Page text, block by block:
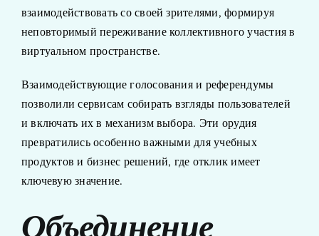
взаимодействовать со своей зрителями, формируя
неповторимый переживание коллективного участия в
виртуальном пространстве.
Взаимодействующие голосования и референдумы
позволили сервисам собирать взгляды пользователей
и включать их в механизм выбора. Эти орудия
превратились особенно важными для учебных
продуктов и бизнес решений, где отклик имеет
ключевую значение.
Объединение